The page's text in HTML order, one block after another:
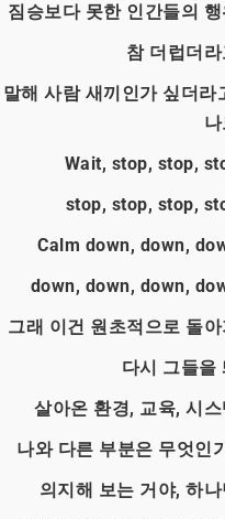
짐승보다 못한 인간들의 행
참 더럽더라
해 사람 새끼인가 싶더라
Wait, stop, stop,
stop, stop, stop,
Calm down, down,
down, down, down,
그래 이건 원초적으로 돌
다시 그들을
살아온 환경, 교육, 시스
나와 다른 부분은 무엇인
의지해 보는 거야, 하